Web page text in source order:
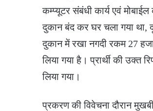
कम्प्यूटर संबंधी कार्य एवं
दुकान बंद कर घर चला गया था,
दुकान में रखा नगदी रकम 27
लिया गया है। प्रार्थी की उक्त
लिया गया।
प्रकरण की विवेचना दौरान